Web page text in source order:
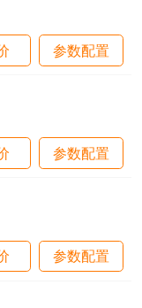
参数配置
参数配置
参数配置